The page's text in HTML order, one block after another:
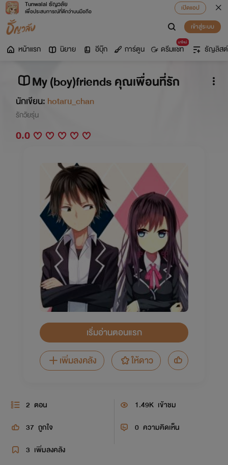
Tunwalai ธัญวลัย
เพื่อประสบการณ์ที่ดีกว่าบนมือถือ
เปิดแอป
เข้าสู่ระบบ
หน้าแรก นิยาย อีบุ๊ก การ์ตูน
มาใหม่
ดรีมแชท ธัญลิสต์
My (boy)friends คุณเพื่อนที่รัก
นักเขียน: hotaru_chan
รักวัยรุ่น
0.0
เริ่มอ่านตอนแรก
เพิ่มลงคลัง
ให้ดาว
2 ตอน 1.49K เข้าชม
37 ถูกใจ 0 ความคิดเห็น
3 เพิ่มลงคลัง